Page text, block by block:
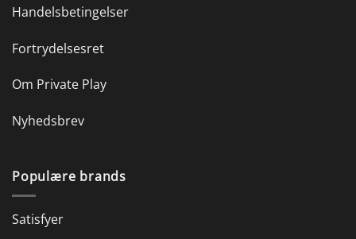
Handelsbetingelser
Fortrydelsesret
Om Private Play
Nyhedsbrev
Populære brands
Satisfyer